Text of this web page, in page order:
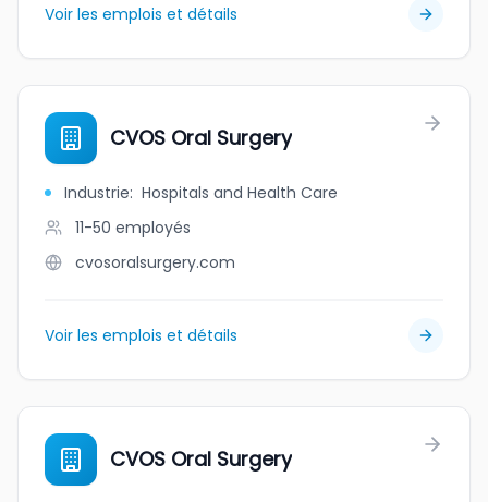
Voir les emplois et détails
CVOS Oral Surgery
Industrie: Hospitals and Health Care
11-50 employés
cvosoralsurgery.com
Voir les emplois et détails
CVOS Oral Surgery